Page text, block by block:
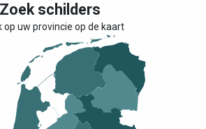
Zoek schilders
op uw provincie op de kaart